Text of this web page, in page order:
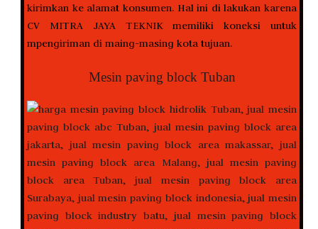
kirimkan ke alamat konsumen. Hal ini di lakukan karena
CV MITRA JAYA TEKNIK memiliki koneksi untuk
mpengiriman di maing-masing kota tujuan.
Mesin paving block Tuban